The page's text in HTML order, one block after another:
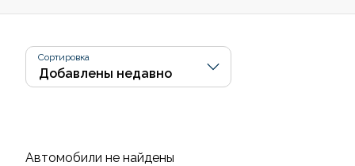
Сортировка
Автомобили не найдены